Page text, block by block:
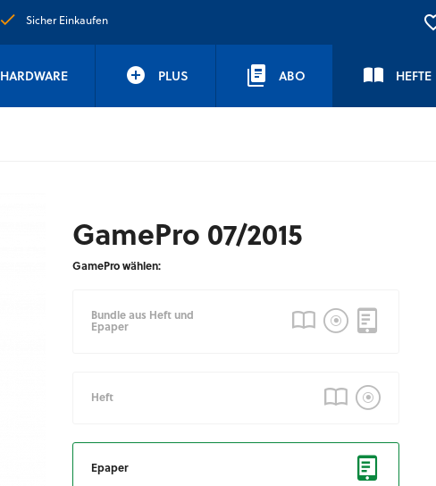
Sicher Einkaufen
HARDWARE PLUS ABO HEFTE
GamePro 07/2015
GamePro wählen:
Bundle aus Heft und
Epaper
Heft
Epaper